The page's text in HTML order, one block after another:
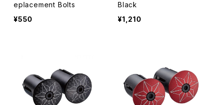
eplacement Bolts
¥550
Black
¥1,210